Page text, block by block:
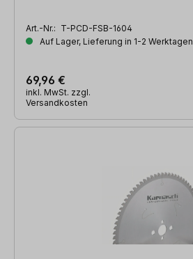
Art.-Nr.: T-PCD-FSB-1604
Auf Lager, Lieferung in 1-2 Werktagen
69,96 €
inkl. MwSt. zzgl.
Versandkosten